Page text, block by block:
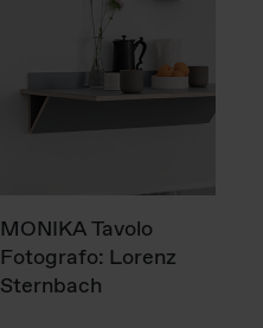
MONIKA Tavolo
Fotografo: Lorenz
Sternbach